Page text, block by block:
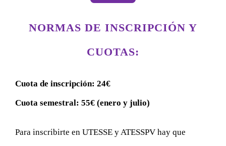
NORMAS DE INSCRIPCIÓN Y
CUOTAS:
Cuota de inscripción: 24€
Cuota semestral: 55€ (enero y julio)
Para inscribirte en UTESSE y ATESSPV hay que